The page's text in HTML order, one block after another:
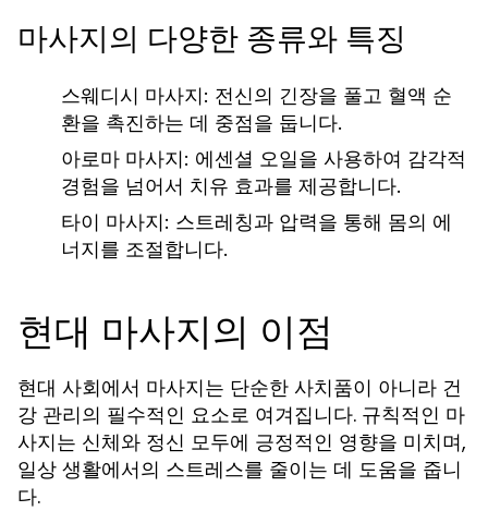
마사지의 다양한 종류와 특징
스웨디시 마사지: 전신의 긴장을 풀고 혈액 순
환을 촉진하는 데 중점을 둡니다.
아로마 마사지: 에센셜 오일을 사용하여 감각적
경험을 넘어서 치유 효과를 제공합니다.
타이 마사지: 스트레칭과 압력을 통해 몸의 에
너지를 조절합니다.
현대 마사지의 이점
현대 사회에서 마사지는 단순한 사치품이 아니라 건
강 관리의 필수적인 요소로 여겨집니다. 규칙적인 마
사지는 신체와 정신 모두에 긍정적인 영향을 미치며,
일상 생활에서의 스트레스를 줄이는 데 도움을 줍니
다.